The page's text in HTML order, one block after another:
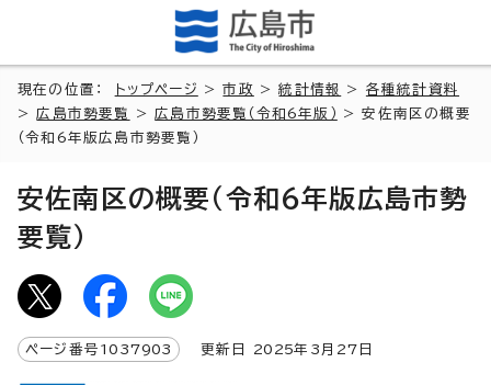
現在の位置： トップページ >市政 >統計情報 > 各種統計資料
>広島市勢要覧 >広島市勢要覧（令和6年版）
> 安佐南区の概要
（令和6年版広島市勢要覧）
安佐南区の概要（令和6年版広島市勢
要覧）
ページ番号 1037903 更新日 2025年3月 27 日